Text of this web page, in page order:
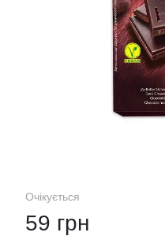
Очікується
59 грн